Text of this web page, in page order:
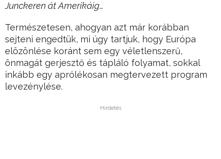
Junckeren át Amerikáig…
Természetesen, ahogyan azt már korábban
sejteni engedtük, mi úgy tartjuk, hogy Európa
elözönlése koránt sem egy véletlenszerű,
önmagát gerjesztő és tápláló folyamat, sokkal
inkább egy aprólékosan megtervezett program
levezénylése.
Hirdetés